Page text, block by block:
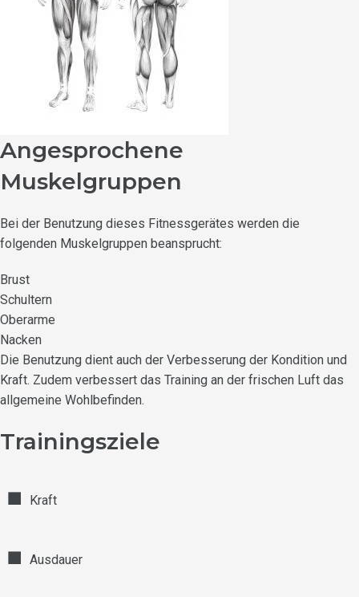
Angesprochene
Muskelgruppen
Bei der Benutzung dieses Fitnessgerätes werden die
folgenden Muskelgruppen beansprucht:
Brust
Schultern
Oberarme
Nacken
Die Benutzung dient auch der Verbesserung der Kondition und
Kraft. Zudem verbessert das Training an der frischen Luft das
allgemeine Wohlbefinden.
Trainingsziele
■ Kraft
■ Ausdauer